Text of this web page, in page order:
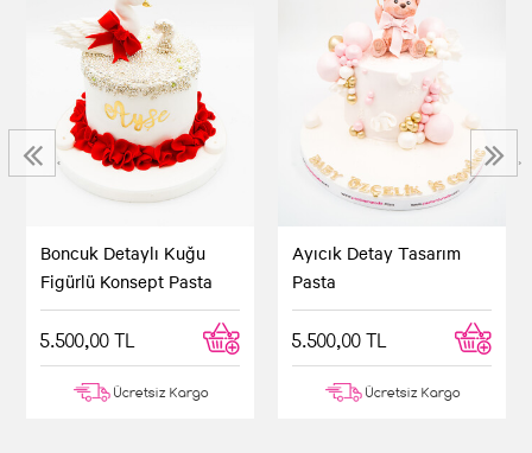
Boncuk Detaylı Kuğu
Figürlü Konsept Pasta
5.500,00 TL
Ücretsiz Kargo
Ayıcık Detay Tasarım
Pasta
5.500,00 TL
Ücretsiz Kargo
‹ ›